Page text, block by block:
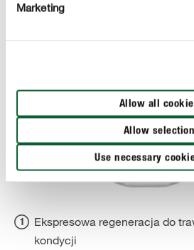
Marketing
Allow all
Allow selection
Use necessary
Ekspresowa regeneracja do
kondycji